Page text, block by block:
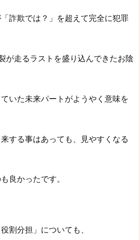
詐欺では？」を超えて完全に犯罪
が走るラストを盛り込んできたお陰
いた未来パートがようやく意味を
する事はあっても、見やすくなる
良かったです。
割分担」についても、